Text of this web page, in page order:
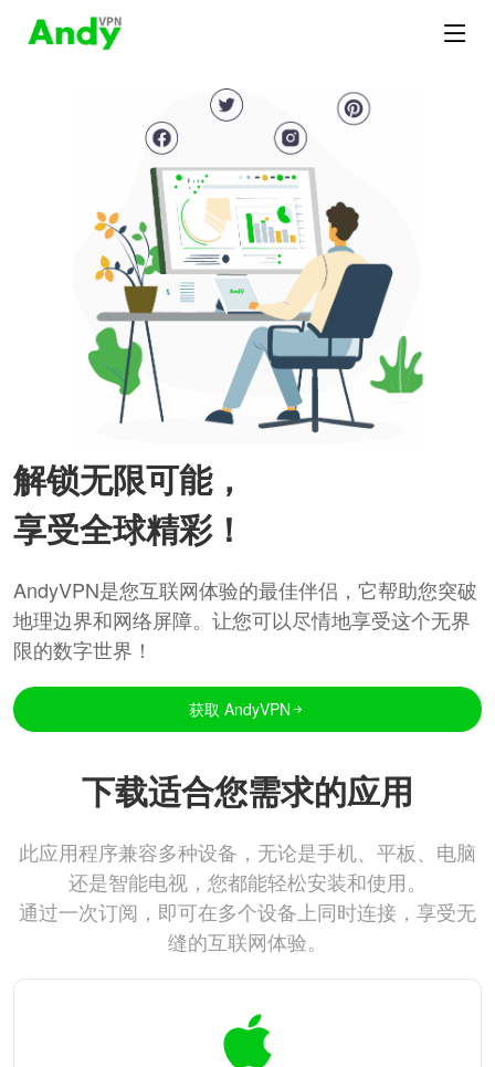
解锁无限可能，
享受全球精彩！
AndyVPN是您互联网体验的最佳伴侣，它帮助您突破
地理边界和网络屏障。让您可以尽情地享受这个无界
限的数字世界！
获取 AndyVPN
下载适合您需求的应用
此应用程序兼容多种设备，无论是手机、平板、电脑
还是智能电视，您都能轻松安装和使用。
通过一次订阅，即可在多个设备上同时连接，享受无
缝的互联网体验。